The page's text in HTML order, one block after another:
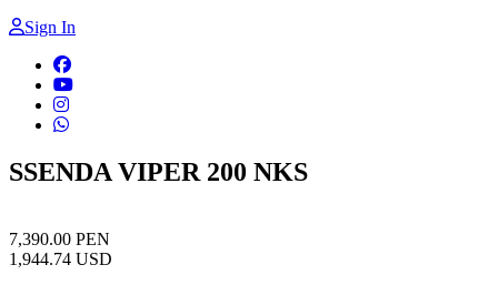
Sign In
SSENDA VIPER 200 NKS
7,390.00 PEN
1,944.74 USD